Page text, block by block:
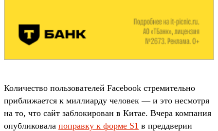
Количество пользователей Facebook стремительно
приближается к миллиарду человек — и это несмотря
на то, что сайт заблокирован в Китае. Вчера компания
опубликовала поправку к форме S1 в преддверии